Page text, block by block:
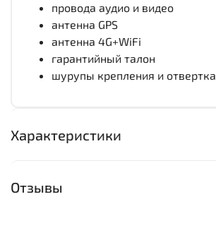
провода аудио и видео
антенна GPS
антенна 4G+WiFi
гарантийный талон
шурупы крепления и отвертка
Характеристики
Отзывы